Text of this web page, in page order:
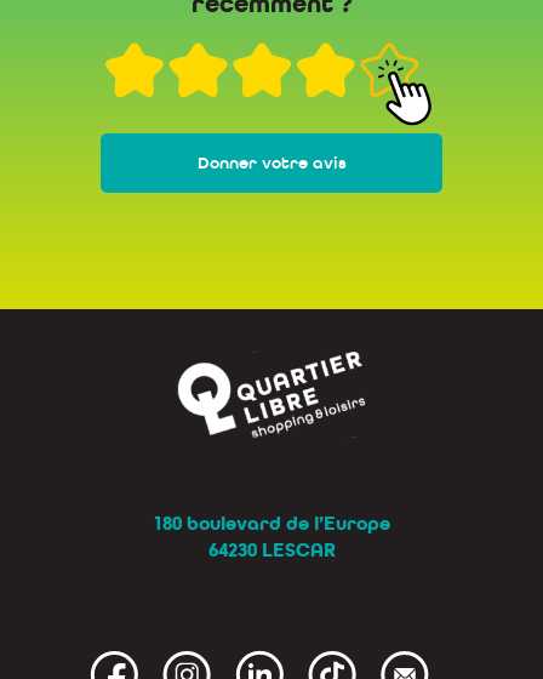
Donner votre avis
180 boulevard de l’Europe
64230 LESCAR